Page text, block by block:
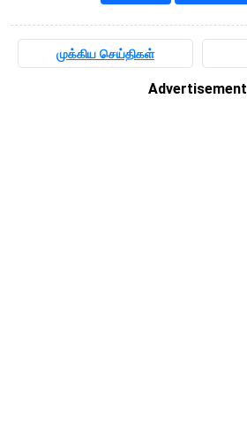
முக்கிய செய்திகள்
Advertisement